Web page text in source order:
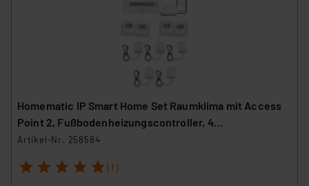
Homematic IP Smart Home Set Raumklima mit Access
Point 2, Fußbodenheizungscontroller, 4
Wandthermostate und 5 Stellantriebe
Artikel-Nr. 258584
1 2 3 4 5 (1)